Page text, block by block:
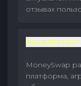
отзывах
Как
MoneySwap
платформа,